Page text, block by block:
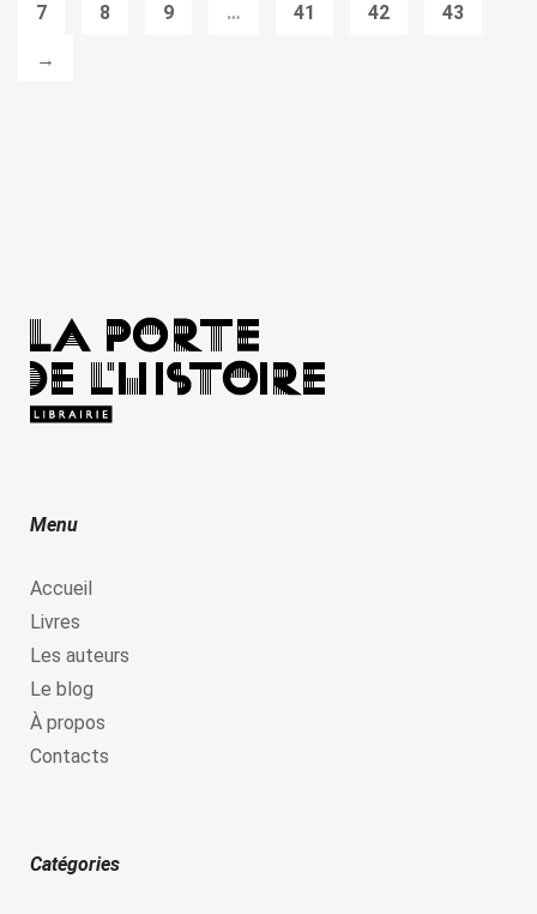
7 8 9 … 41 42 43
→
Menu
Accueil
Livres
Les auteurs
Le blog
À propos
Contacts
Catégories